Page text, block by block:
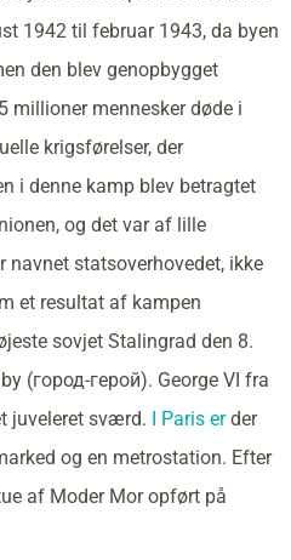
1942 til februar 1943, da byen
den blev genopbygget
millioner mennesker døde i
krigsførelser, der
i denne kamp blev betragtet
og det var af lille
navnet statsoverhovedet, ikke
et resultat af kampen
sovjet Stalingrad den 8.
(город-герой). George VI fra
juveleret sværd.
I Paris erder
og en metrostation. Efter
af Moder Mor opført på